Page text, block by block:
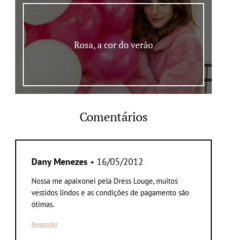
Rosa, a cor do verão
Comentários
Dany Menezes • 16/05/2012
Nossa me apaixonei pela Dress Louge, muitos
vestidos lindos e as condições de pagamento são
ótimas.
Responder